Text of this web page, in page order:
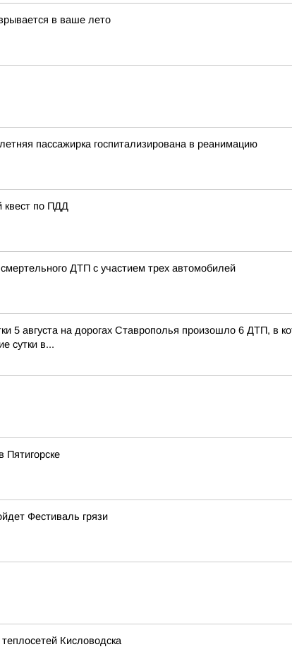
в ваше лето
пассажирка госпитализирована в реанимацию
квест по ПДД
ДТП с участием трех автомобилей
августа на дорогах Ставрополья произошло 6 ДТП, в
сутки в...
Фестиваль грязи
Кисловодска